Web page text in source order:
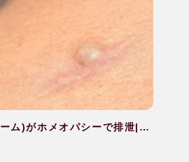
ム)がホメオパシーで排泄|40